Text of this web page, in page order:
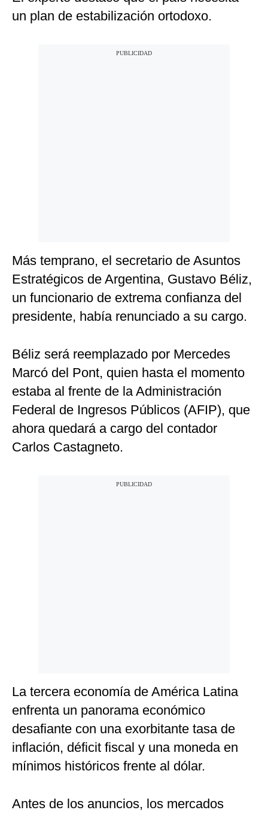
un plan de estabilización ortodoxo.
Más temprano, el secretario de Asuntos
Estratégicos de Argentina, Gustavo Béliz,
un funcionario de extrema confianza del
presidente, había renunciado a su cargo.
Béliz será reemplazado por Mercedes
Marcó del Pont, quien hasta el momento
estaba al frente de la Administración
Federal de Ingresos Públicos (AFIP), que
ahora quedará a cargo del contador
Carlos Castagneto.
La tercera economía de América Latina
enfrenta un panorama económico
desafiante con una exorbitante tasa de
inflación, déficit fiscal y una moneda en
mínimos históricos frente al dólar.
Antes de los anuncios, los mercados